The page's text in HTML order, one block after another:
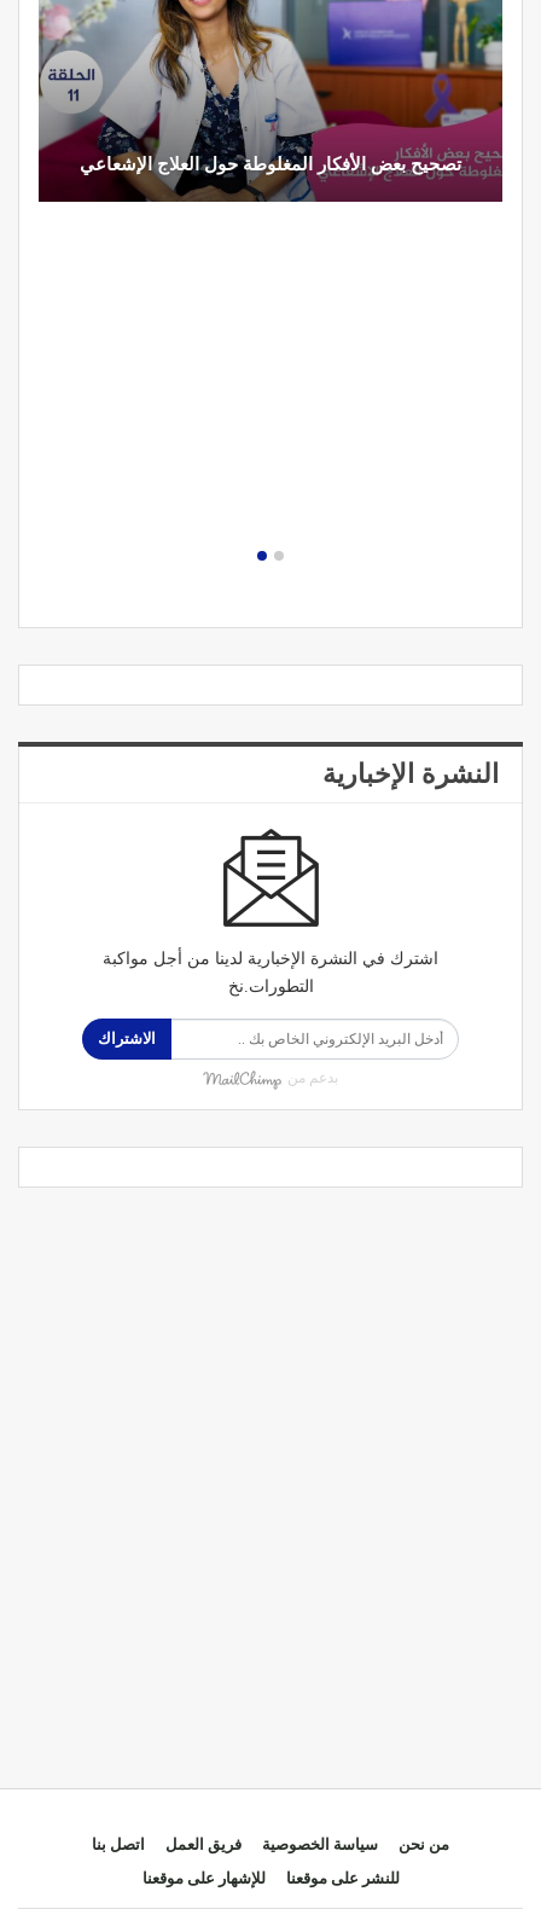
تصحيح بعض الأفكار المغلوطة حول العلاج الإشعاعي
النشرة الإخبارية
اشترك في النشرة الإخبارية لدينا من أجل مواكبة
التطورات.نخ
الاشتراك
بدعم من
من نحن سياسة الخصوصية فريق العمل
اتصل بنا
للنشر على موقعنا
للإشهار على موقعنا